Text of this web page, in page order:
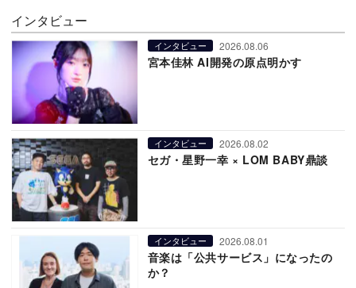
インタビュー
インタビュー 2026.08.06
宮本佳林 AI開発の原点明かす
インタビュー 2026.08.02
セガ・星野一幸 × LOM BABY鼎談
インタビュー 2026.08.01
音楽は「公共サービス」になったの
か？